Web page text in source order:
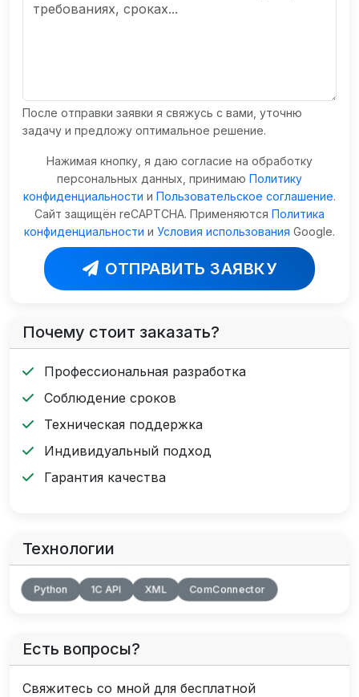
После отправки заявки я свяжусь с вами, уточню
задачу и предложу оптимальное решение.
Нажимая кнопку, я даю согласие на обработку
персональных данных, принимаю Политику
конфиденциальности и Пользовательское соглашение.
Сайт защищён reCAPTCHA. Применяются Политика
конфиденциальности и Условия использования Google.
ОТПРАВИТЬ ЗАЯВКУ
Почему стоит заказать?
Профессиональная разработка
Соблюдение сроков
Техническая поддержка
Индивидуальный подход
Гарантия качества
Технологии
Python 1С API XML ComConnector
Есть вопросы?
Свяжитесь со мной для бесплатной